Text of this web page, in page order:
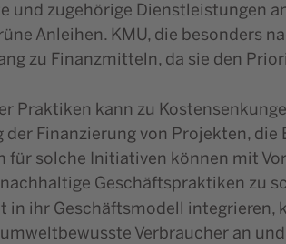
und zugehörige Dienstleistungen
Anleihen. KMU, die besonders
zu Finanzmitteln, da sie den
Praktiken kann zu
Finanzierung von Projekten, die
für solche Initiativen können mit
Geschäftspraktiken zu
in ihr Geschäftsmodell integrieren,
Verbraucher an